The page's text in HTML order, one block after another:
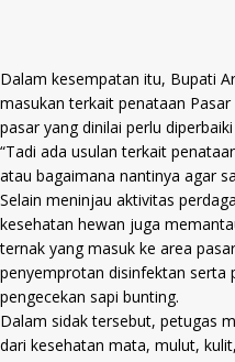
Dalam kesempatan itu, Bupati
masukan terkait penataan
pasar yang dinilai perlu
“Tadi ada usulan terkait
atau bagaimana nantinya agar
Selain meninjau aktivitas
kesehatan hewan juga
ternak yang masuk ke area
penyemprotan disinfektan serta
pengecekan sapi bunting.
Dalam sidak tersebut, petugas
dari kesehatan mata, mulut,